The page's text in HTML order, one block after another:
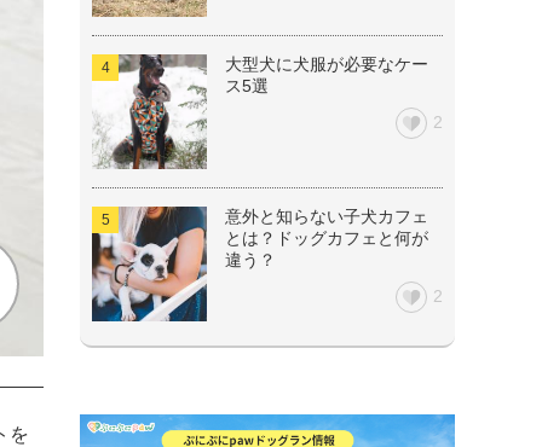
を
大型犬に犬服が必要なケー
ス5選
2
意外と知らない子犬カフェ
とは？ドッグカフェと何が
違う？
2